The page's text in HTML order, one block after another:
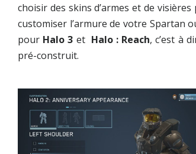
choisir des skins d’armes et de
customiser l’armure de votre Spartan
pour Halo 3 et Halo : Reach, c’est à
pré-construit.